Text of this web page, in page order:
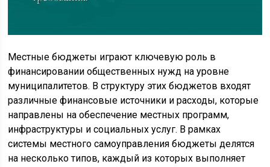
Местные бюджеты играют ключевую роль в
финансировании общественных нужд на уровне
муниципалитетов. В структуру этих бюджетов входят
различные финансовые источники и расходы, которые
направлены на обеспечение местных программ,
инфраструктуры и социальных услуг. В рамках
системы местного самоуправления бюджеты делятся
на несколько типов, каждый из которых выполняет